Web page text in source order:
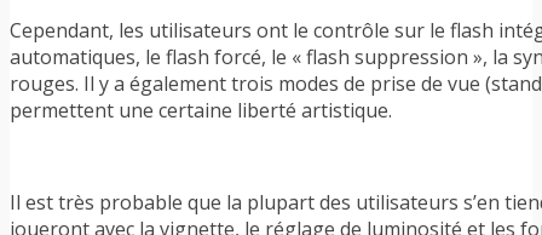
Cependant, les utilisateurs ont le contrôle sur le flash
automatiques, le flash forcé, le « flash suppression », la
rouges. Il y a également trois modes de prise de vue
permettent une certaine liberté artistique.
Il est très probable que la plupart des utilisateurs s’en
joueront avec la vignette, le réglage de luminosité et les